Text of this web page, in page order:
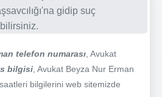
gidip suç
telefon numarası , Avukat
bilgisi , Avukat Beyza Nur Erman
bilgilerini web sitemizde